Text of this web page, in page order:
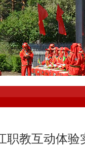
职教互动体验